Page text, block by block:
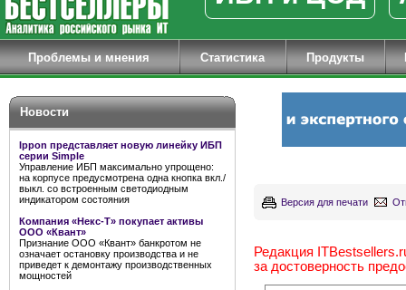
Проблемы и мнения Статистика Продукты
Новости
Ippon представляет новую линейку ИБП
серии Simple
Управление ИБП максимально упрощено:
на корпусе предусмотрена одна кнопка вкл./
выкл. со встроенным светодиодным
индикатором состояния
Компания «Некс-Т» покупает активы
ООО «Квант»
Признание ООО «Квант» банкротом не
означает остановку производства и не
приведет к демонтажу производственных
мощностей
Версия для печати
Редакция
за достоверность